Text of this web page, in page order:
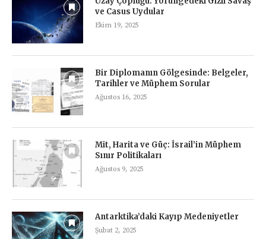
ve Casus Uydular
Ekim 19, 2025
Bir Diplomanın Gölgesinde: Belgeler,
Tarihler ve Müphem Sorular
Ağustos 16, 2025
Mit, Harita ve Güç: İsrail’in Müphem
Sınır Politikaları
Ağustos 9, 2025
Antarktika’daki Kayıp Medeniyetler
Şubat 2, 2025